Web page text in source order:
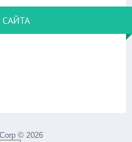
САЙТА
© 2026